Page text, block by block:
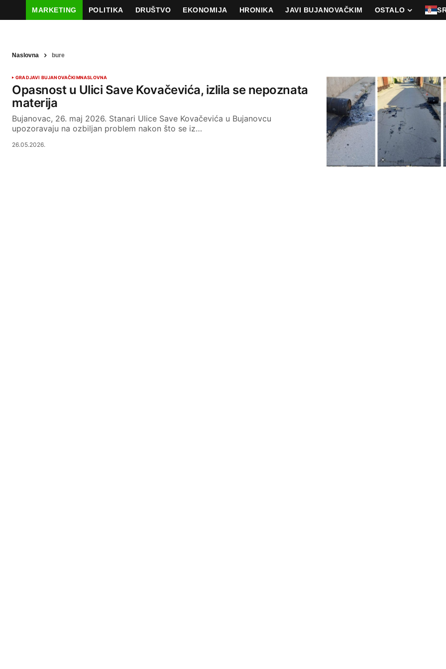
MARKETING POLITIKA DRUŠTVO EKONOMIJA HRONIKA JAVI BUJANOVAČKIM OSTALO
Naslovna bure
GRADJAVI BUJANOVAČKIMNASLOVNA
Opasnost u Ulici Save Kovačevića, izlila se nepoznata
materija
Bujanovac, 26. maj 2026. Stanari Ulice Save Kovačevića u Bujanovcu
upozoravaju na ozbiljan problem nakon što se iz…
26.05.2026.